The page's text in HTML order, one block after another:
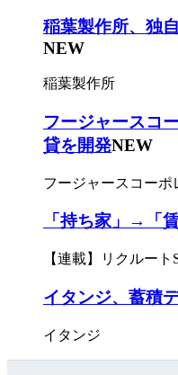
稲葉製作所、独
NEW
稲葉製作所
フージャースコ
貸を開発NEW
フージャースコーポ
「持ち家」→「
【連載】リクルー
イタンジ、蓄積
イタンジ